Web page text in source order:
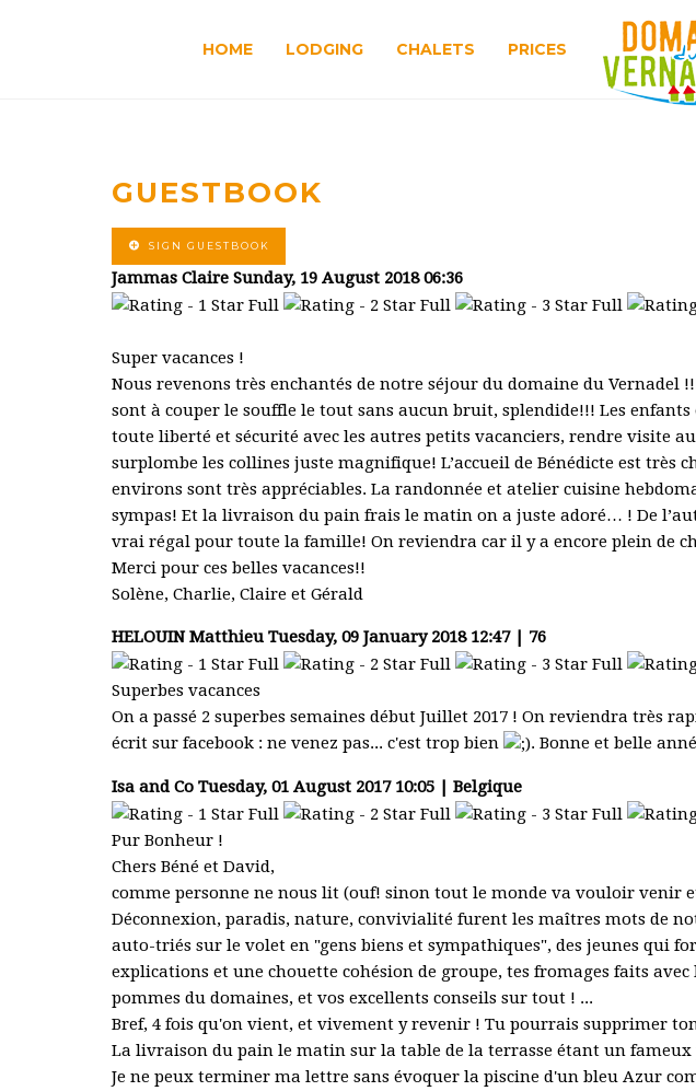
HOME LODGING CHALETS PRICES
GUESTBOOK
SIGN GUESTBOOK
Jammas Claire Sunday, 19 August 2018 06:36
Super vacances !
Nous revenons très enchantés de notre séjour du domaine du Vernadel
sont à couper le souffle le tout sans aucun bruit, splendide!!! Les
toute liberté et sécurité avec les autres petits vacanciers, rendre visite
surplombe les collines juste magnifique! L’accueil de Bénédicte est très
environs sont très appréciables. La randonnée et atelier cuisine
sympas! Et la livraison du pain frais le matin on a juste adoré… ! De
vrai régal pour toute la famille! On reviendra car il y a encore plein de
Merci pour ces belles vacances!!
Solène, Charlie, Claire et Gérald
HELOUIN Matthieu Tuesday, 09 January 2018 12:47 | 76
Superbes vacances
On a passé 2 superbes semaines début Juillet 2017 ! On reviendra très
écrit sur facebook : ne venez pas... c'est trop bien
. Bonne et belle
Isa and Co Tuesday, 01 August 2017 10:05 | Belgique
Pur Bonheur !
Chers Béné et David,
comme personne ne nous lit (ouf! sinon tout le monde va vouloir venir
Déconnexion, paradis, nature, convivialité furent les maîtres mots de
auto-triés sur le volet en "gens biens et sympathiques", des jeunes qui
explications et une chouette cohésion de groupe, tes fromages faits
pommes du domaines, et vos excellents conseils sur tout ! ...
Bref, 4 fois qu'on vient, et vivement y revenir ! Tu pourrais supprimer
La livraison du pain le matin sur la table de la terrasse étant un
Je ne peux terminer ma lettre sans évoquer la piscine d'un bleu Azur